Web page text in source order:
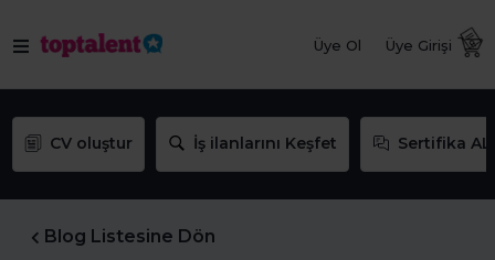
Üye Ol Üye Girişi
CV oluştur İş ilanlarını Keşfet Sertifika AL
Blog Listesine Dön